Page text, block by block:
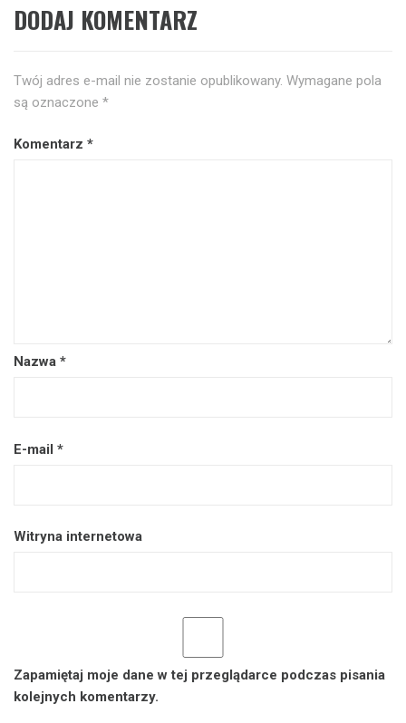
DODAJ KOMENTARZ
Twój adres e-mail nie zostanie opublikowany. Wymagane pola
są oznaczone *
Komentarz *
Nazwa *
E-mail *
Witryna internetowa
Zapamiętaj moje dane w tej przeglądarce podczas pisania
kolejnych komentarzy.